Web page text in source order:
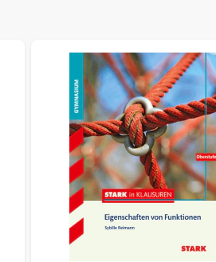
sondern in zahlreichen
zur Verfügung.
sich optimal auf das Mathe-Abi